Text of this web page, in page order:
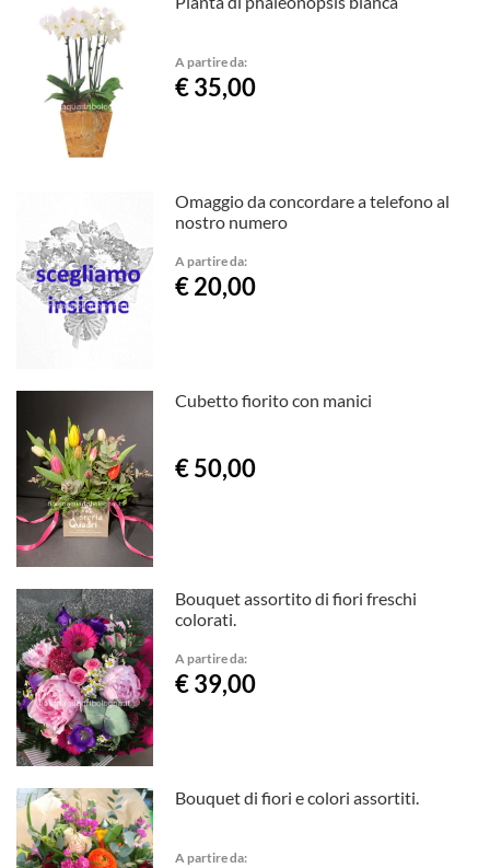
A partire da:
€ 35,00
Omaggio da concordare a telefono al
nostro numero
A partire da:
€ 20,00
Cubetto fiorito con manici
€ 50,00
Bouquet assortito di fiori freschi
colorati.
A partire da:
€ 39,00
Bouquet di fiori e colori assortiti.
A partire da: